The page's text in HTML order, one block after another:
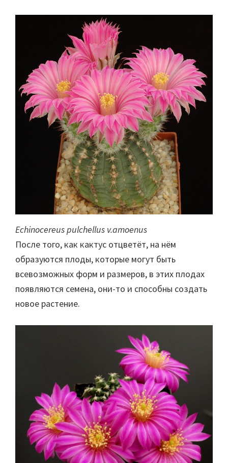
Echinocereus pulchellus v.amoenus
После того, как кактус отцветёт, на нём
образуются плоды, которые могут быть
всевозможных форм и размеров, в этих плодах
появляются семена, они-то и способны создать
новое растение.